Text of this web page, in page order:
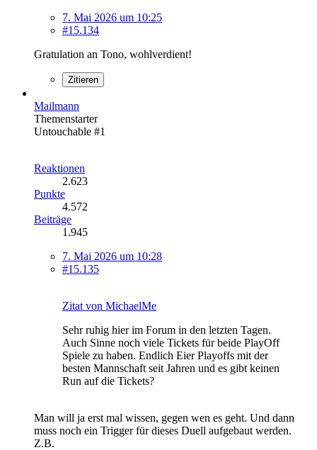
7. Mai 2026 um 10:25
#15.134
Gratulation an Tono, wohlverdient!
Zitieren
Mailmann
Themenstarter
Untouchable #1
Reaktionen
2.623
Punkte
4.572
Beiträge
1.945
7. Mai 2026 um 10:28
#15.135
Zitat von MichaelMe
Sehr ruhig hier im Forum in den letzten Tagen.
Auch Sinne noch viele Tickets für beide PlayOff
Spiele zu haben. Endlich Eier Playoffs mit der
besten Mannschaft seit Jahren und es gibt keinen
Run auf die Tickets?
Man will ja erst mal wissen, gegen wen es geht. Und dann
muss noch ein Trigger für dieses Duell aufgebaut werden.
Z.B.